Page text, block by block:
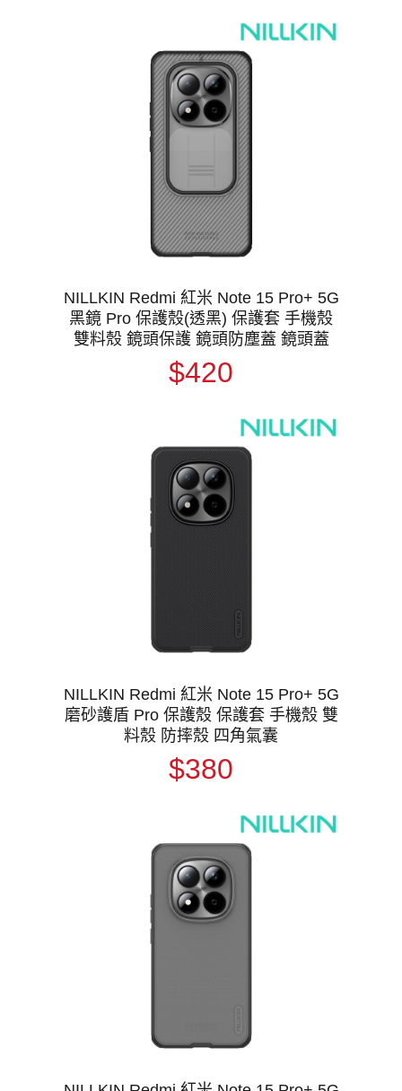
NILLKIN Redmi 紅米 Note 15 Pro+ 5G
黑鏡 Pro 保護殼(透黑) 保護套 手機殼
雙料殼 鏡頭保護 鏡頭防塵蓋 鏡頭蓋
$420
NILLKIN Redmi 紅米 Note 15 Pro+ 5G
磨砂護盾 Pro 保護殼 保護套 手機殼 雙
料殼 防摔殼 四角氣囊
$380